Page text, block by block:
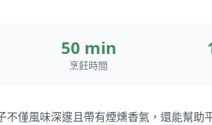
50 min
烹飪時間
不僅風味深邃且帶有煙燻香氣，還能幫